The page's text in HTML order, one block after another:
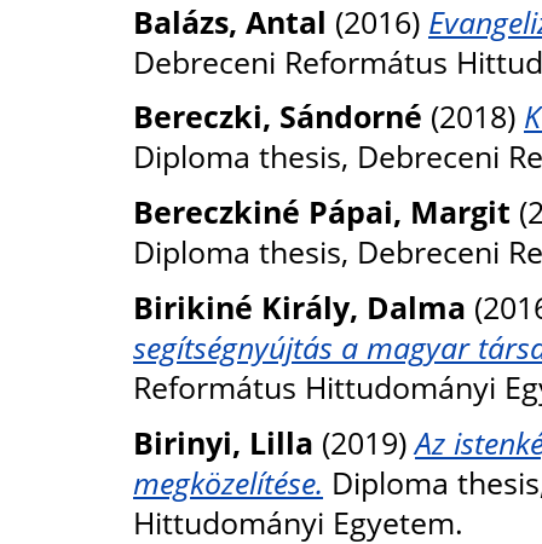
Balázs, Antal (2016)
Debreceni Református
Bereczki, Sándorné (2018)
Diploma thesis, Debreceni
Bereczkiné Pápai, Margit
Diploma thesis, Debreceni
Birikiné Király, Dalma
segítségnyújtás a magyar
Református Hittudományi
Birinyi, Lilla (2019)Az
megközelítése. Diploma
Hittudományi Egyetem.